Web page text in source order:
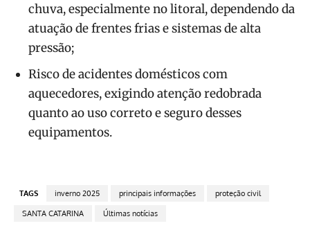
chuva, especialmente no litoral, dependendo da
atuação de frentes frias e sistemas de alta
pressão;
Risco de acidentes domésticos com
aquecedores, exigindo atenção redobrada
quanto ao uso correto e seguro desses
equipamentos.
TAGS inverno 2025 principais informações proteção civil
SANTA CATARINA Últimas notícias